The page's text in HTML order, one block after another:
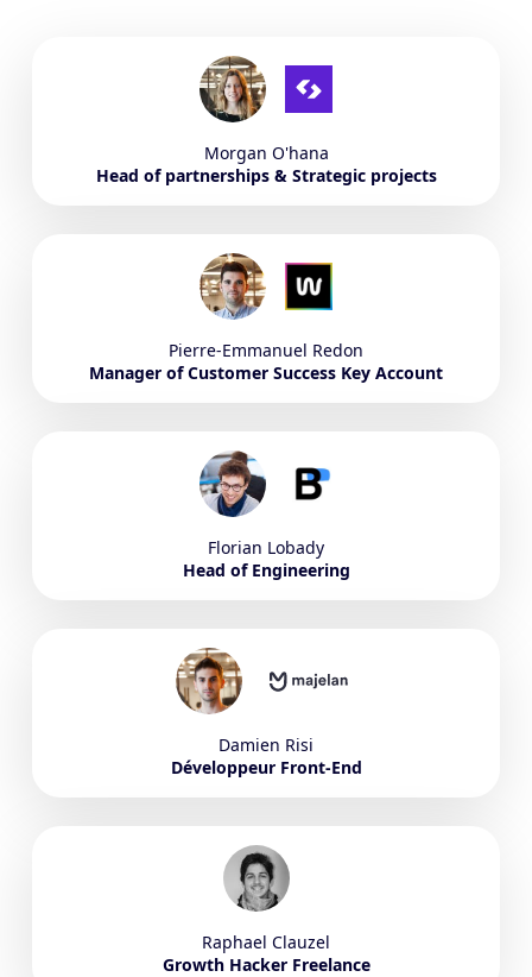
Morgan O'hana
Head of partnerships & Strategic projects
Pierre-Emmanuel Redon
Manager of Customer Success Key Account
Florian Lobady
Head of Engineering
Damien Risi
Développeur Front-End
Raphael Clauzel
Growth Hacker Freelance